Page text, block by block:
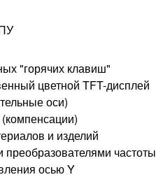
"горячих клавиш"
цветной TFT-дисплей
оси)
и изделий
частоты
осью Y